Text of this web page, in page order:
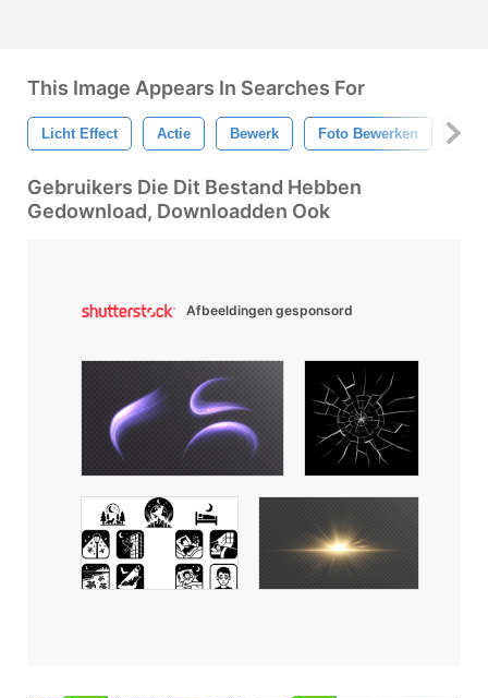
This Image Appears In Searches For
Licht Effect Actie Bewerk Foto Bewerken
Gebruikers Die Dit Bestand Hebben
Gedownload, Downloadden Ook
Afbeeldingen gesponsord